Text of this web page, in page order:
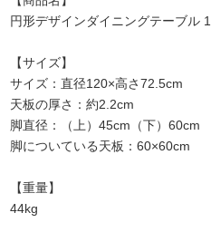
円形デザインダイニングテーブル
【サイズ】
サイズ：直径120×高さ72.5cm
天板の厚さ：約2.2cm
脚直径：（上）45cm（下）60cm
脚についている天板：60×60cm
【重量】
44kg